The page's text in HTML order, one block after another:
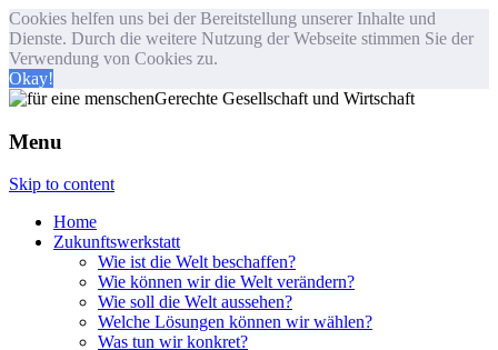
Cookies helfen uns bei der Bereitstellung unserer Inhalte und
Dienste. Durch die weitere Nutzung der Webseite stimmen Sie der
Verwendung von Cookies zu.
Okay!
Menu
Skip to content
Home
Zukunftswerkstatt
Wie ist die Welt beschaffen?
Wie können wir die Welt verändern?
Wie soll die Welt aussehen?
Welche Lösungen können wir wählen?
Was tun wir konkret?